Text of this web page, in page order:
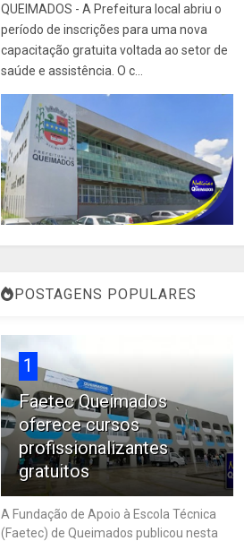
QUEIMADOS - A Prefeitura local abriu o
período de inscrições para uma nova
capacitação gratuita voltada ao setor de
saúde e assistência. O c...
POSTAGENS POPULARES
1
Faetec Queimados
oferece cursos
profissionalizantes
gratuitos
A Fundação de Apoio à Escola Técnica
(Faetec) de Queimados publicou nesta